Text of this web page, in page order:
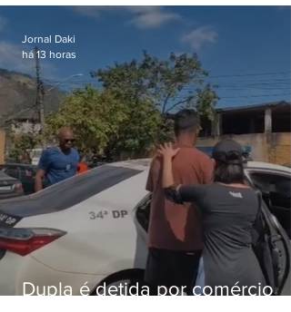
foragido
Dupla é detida por comércio
Jornal Daki
há 13 horas